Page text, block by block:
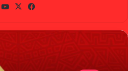
في
وك
X